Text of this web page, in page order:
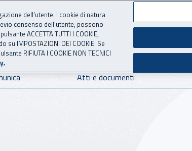
Atti e documenti
dell’utente. I cookie di natura
consenso dell’utente, possono
ACCETTA TUTTI I COOKIE,
IMPOSTAZIONI DEI COOKIE. Se
RIFIUTA I COOKIE NON TECNICI